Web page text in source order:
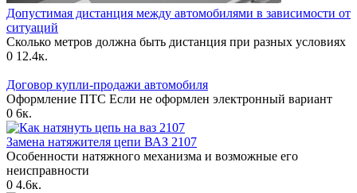
Допустимая дистанция между автомобилями в зависимости от
ситуаций
Сколько метров должна быть дистанция при разных условиях
0 12.4к.
Договор купли-продажи автомобиля
Оформление ПТС Если не оформлен электронный вариант
0 6к.
Замена натяжителя цепи ВАЗ 2107
Особенности натяжного механизма и возможные его
неисправности
0 4.6к.